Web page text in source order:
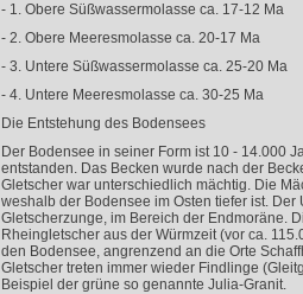
- 1. Obere Süßwassermolasse ca. 17-12 Ma
- 2. Obere Meeresmolasse ca. 20-17 Ma
- 3. Untere Süßwassermolasse ca. 25-20 Ma
- 4. Untere Meeresmolasse ca. 30-25 Ma
Die Entstehung des Bodensees
Der Bodensee in seiner Form ist 10 - 14.000
entstanden. Das Becken wurde nach der
Gletscher war unterschiedlich mächtig. Die
weshalb der Bodensee im Osten tiefer ist.
Gletscherzunge, im Bereich der Endmoräne.
Rheingletscher aus der Würmzeit (vor ca.
den Bodensee, angrenzend an die Orte
Gletscher treten immer wieder Findlinge
Beispiel der grüne so genannte Julia-Granit.